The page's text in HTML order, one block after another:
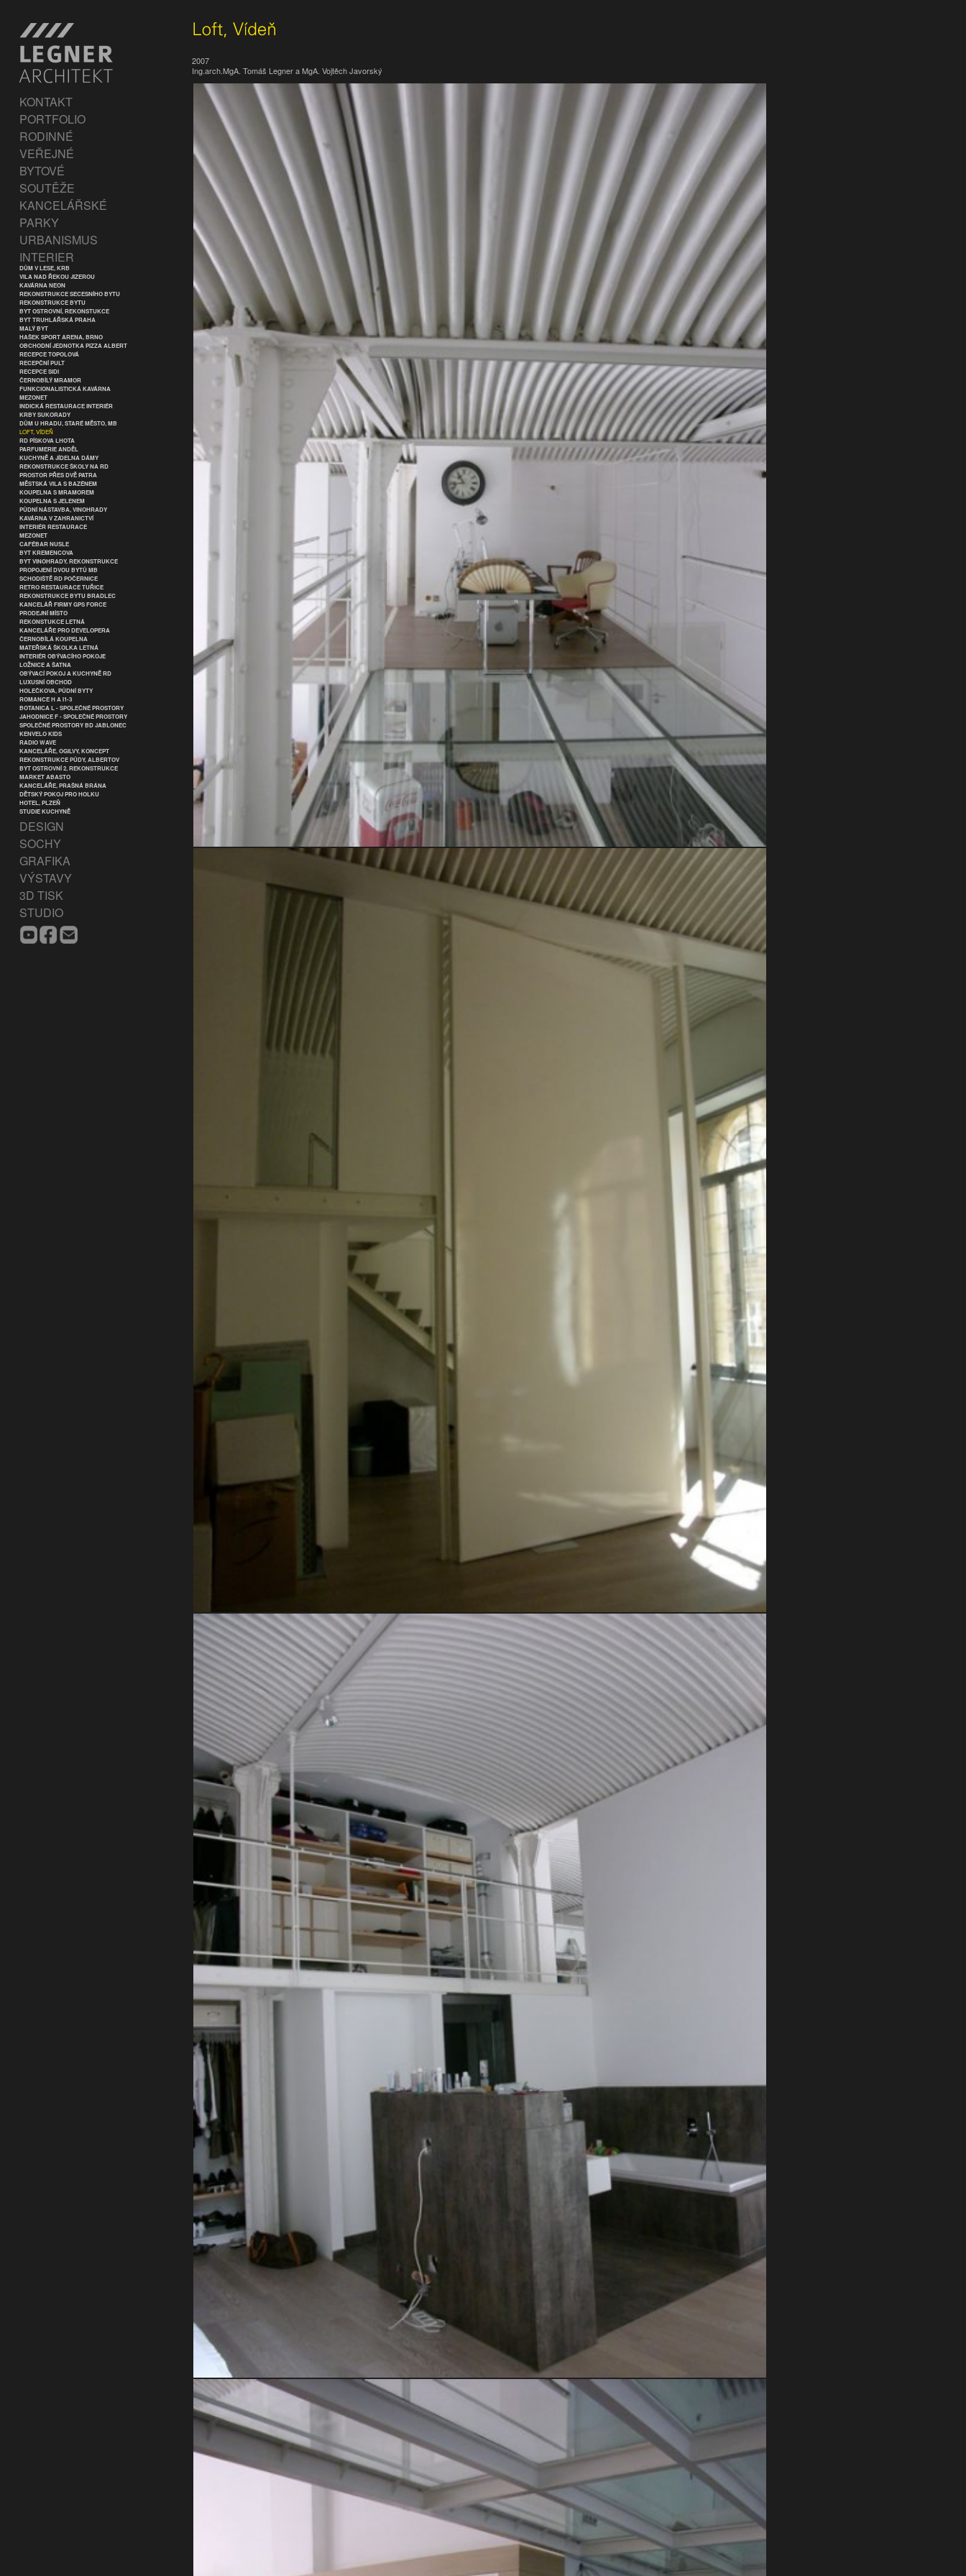
KONTAKT
PORTFOLIO
RODINNÉ
VEŘEJNÉ
BYTOVÉ
SOUTĚŽE
KANCELÁŘSKÉ
PARKY
URBANISMUS
INTERIER
DŮM V LESE, KRB
VILA NAD ŘEKOU JIZEROU
KAVÁRNA NEON
REKONSTRUKCE SECESNÍHO BYTU
REKONSTRUKCE BYTU
BYT OSTROVNÍ, REKONSTUKCE
BYT TRUHLÁŘSKÁ PRAHA
MALÝ BYT
HAŠEK SPORT ARENA, BRNO
OBCHODNÍ JEDNOTKA PIZZA ALBERT
RECEPCE TOPOLOVÁ
RECEPČNÍ PULT
RECEPCE SIDI
ČERNOBÍLÝ MRAMOR
FUNKCIONALISTICKÁ KAVÁRNA
MEZONET
INDICKÁ RESTAURACE INTERIÉR
KRBY SUKORADY
DŮM U HRADU, STARÉ MĚSTO, MB
LOFT, VÍDEŇ
RD PÍSKOVA LHOTA
PARFUMERIE ANDĚL
KUCHYNĚ A JÍDELNA DÁMY
REKONSTRUKCE ŠKOLY NA RD
PROSTOR PŘES DVĚ PATRA
MĚSTSKÁ VILA S BAZÉNEM
KOUPELNA S MRAMOREM
KOUPELNA S JELENEM
PŮDNÍ NÁSTAVBA, VINOHRADY
KAVÁRNA V ZAHRANICTVÍ
INTERIÉR RESTAURACE
MEZONET
CAFÉBAR NUSLE
BYT KREMENCOVA
BYT VINOHRADY, REKONSTRUKCE
PROPOJENÍ DVOU BYTŮ MB
SCHODIŠTĚ RD POČERNICE
RETRO RESTAURACE TUŘICE
REKONSTRUKCE BYTU BRADLEC
KANCELÁŘ FIRMY GPS FORCE
PRODEJNÍ MÍSTO
REKONSTUKCE LETNÁ
KANCELÁŘE PRO DEVELOPERA
ČERNOBÍLÁ KOUPELNA
MATEŘSKÁ ŠKOLKA LETNÁ
INTERIÉR OBÝVACÍHO POKOJE
LOŽNICE A ŠATNA
OBÝVACÍ POKOJ A KUCHYNĚ RD
LUXUSNÍ OBCHOD
HOLEČKOVA, PŮDNÍ BYTY
ROMANCE H A I1-3
BOTANICA L - SPOLEČNÉ PROSTORY
JAHODNICE F - SPOLEČNÉ PROSTORY
SPOLEČNÉ PROSTORY BD JABLONEC
KENVELO KIDS
RADIO WAVE
KANCELÁŘE, OGILVY, KONCEPT
REKONSTRUKCE PŮDY, ALBERTOV
BYT OSTROVNÍ 2, REKONSTRUKCE
MARKET ABASTO
KANCELÁŘE, PRAŠNÁ BRÁNA
DĚTSKÝ POKOJ PRO HOLKU
HOTEL, PLZEŇ
STUDIE KUCHYNĚ
DESIGN
SOCHY
GRAFIKA
VÝSTAVY
3D TISK
STUDIO
2007
Ing.arch.MgA. Tomáš Legner a MgA. Vojtěch Javorský